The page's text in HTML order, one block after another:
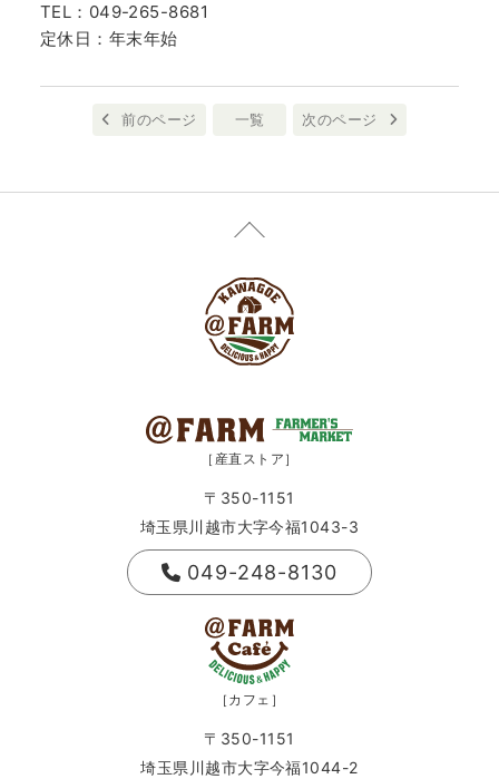
TEL：049-265-8681
定休日：年末年始
前のページ 一覧 次のページ
［産直ストア］
〒350-1151
埼玉県川越市大字今福1043-3
049-248-8130
［カフェ］
〒350-1151
埼玉県川越市大字今福1044-2